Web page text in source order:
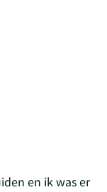
en ik was er